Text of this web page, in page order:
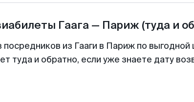
Гаага — Париж (туда и
из Гааги в Париж по
туда и обратно, если уже знаете дату